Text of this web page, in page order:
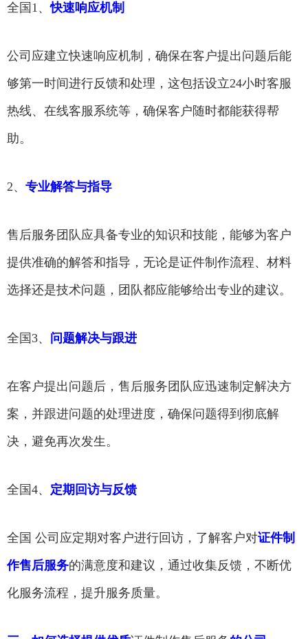
全国1、快速响应机制
公司应建立快速响应机制，确保在客户提出问题后能
够第一时间进行反馈和处理，这包括设立24小时客服
热线、在线客服系统等，确保客户随时都能获得帮
助。
2、 专业解答与指导
售后服务团队应具备专业的知识和技能，能够为客户
提供准确的解答和指导，无论是证件制作流程、材料
选择还是技术问题，团队都应能够给出专业的建议。
全国3、 问题解决与跟进
在客户提出问题后，售后服务团队应迅速制定解决方
案，并跟进问题的处理进度，确保问题得到彻底解
决，避免再次发生。
全国4、 定期回访与反馈
全国 公司应定期对客户进行回访，了解客户对证件制
作售后服务的满意度和建议，通过收集反馈，不断优
化服务流程，提升服务质量。